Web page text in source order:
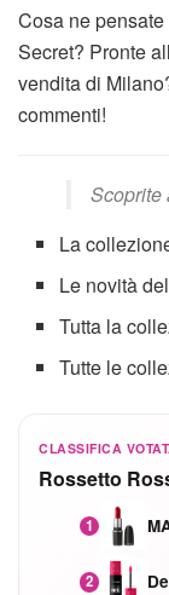
Cosa ne
Secret? Pronte
vendita di
commenti!
Scoprite
La
Le novità
Tutta la
Tutte le
CLASSIFICA
Rossetto
1
2